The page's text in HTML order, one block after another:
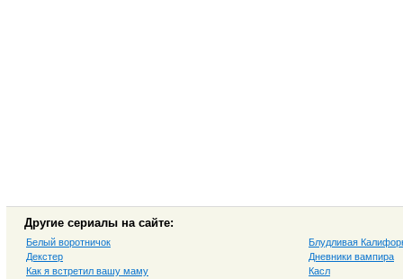
Другие сериалы на сайте:
Белый воротничок
Блудливая
Декстер
Дневники вампира
Как я встретил вашу маму
Касл